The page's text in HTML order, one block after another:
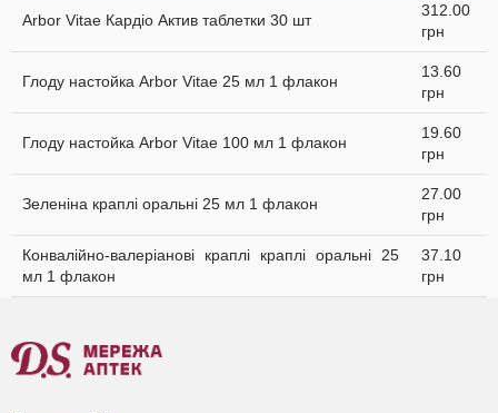
Arbor Vitae Кардіо Актив таблетки 30 шт
312.00
грн
Глоду настойка Arbor Vitae 25 мл 1 флакон
13.60
грн
Глоду настойка Arbor Vitae 100 мл 1 флакон
19.60
грн
Зеленіна краплі оральні 25 мл 1 флакон
27.00
грн
Конвалійно-валеріанові краплі краплі оральні 25
мл 1 флакон
37.10
грн